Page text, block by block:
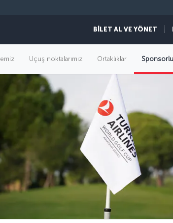
BİLET AL VE YÖNET
Uçuş noktalarımız Ortaklıklar